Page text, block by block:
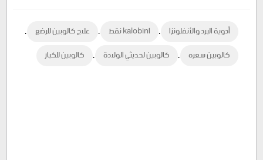
Plus أدوية البرد والأنفلونزا , اkalobin نقط , علاج كالوبين للرضع ,
كالوبين سعره , كالوبين لحديثي الولادة , كالوبين للكبار